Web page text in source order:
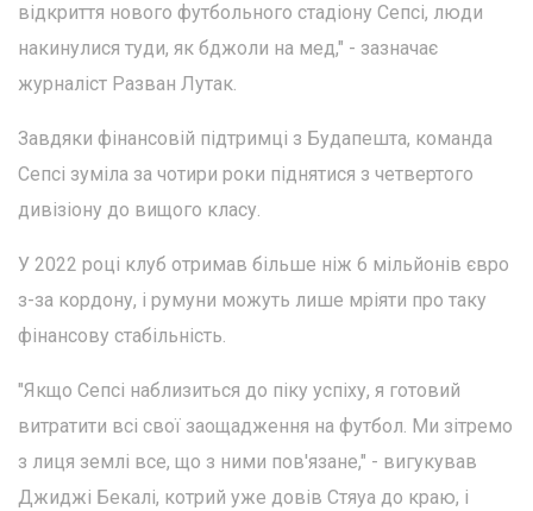
відкриття нового футбольного стадіону Сепсі, люди
накинулися туди, як бджоли на мед," - зазначає
журналіст Разван Лутак.
Завдяки фінансовій підтримці з Будапешта, команда
Сепсі зуміла за чотири роки піднятися з четвертого
дивізіону до вищого класу.
У 2022 році клуб отримав більше ніж 6 мільйонів євро
з-за кордону, і румуни можуть лише мріяти про таку
фінансову стабільність.
"Якщо Сепсі наблизиться до піку успіху, я готовий
витратити всі свої заощадження на футбол. Ми зітремо
з лиця землі все, що з ними пов'язане," - вигукував
Джиджі Бекалі, котрий уже довів Стяуа до краю, і